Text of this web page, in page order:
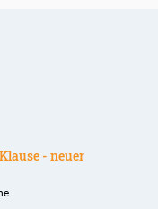
- neuer